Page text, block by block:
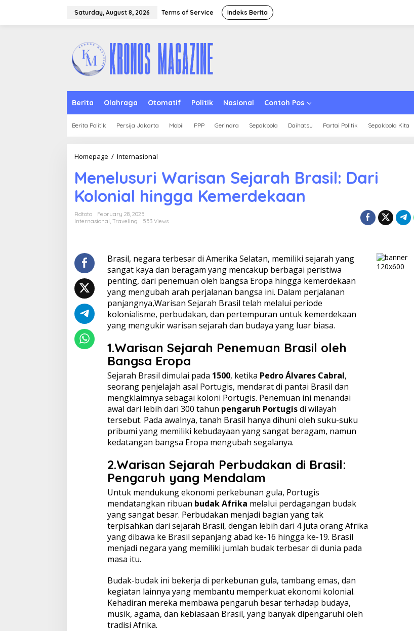
Saturday, August 8, 2026 Terms of Service Indeks Berita
Berita Olahraga Otomatif Politik Nasional Contoh Pos
Berita Politik Persija Jakarta Mobil PPP Gerindra Sepakbola Daihatsu Partai Politik Sepakbola Kita
Homepage / Internasional
Sejarah
Brasil:
Dari
Kolonial
Kemerdekaan
Menelusuri Warisan Sejarah Brasil: Dari
Kolonial hingga Kemerdekaan
Rdtoto
February 28, 2025
Internasional, Traveling 553 Views
Brasil, negara terbesar di Amerika Selatan, memiliki sejarah yang
sangat kaya dan beragam yang mencakup berbagai peristiwa
penting, dari penemuan oleh bangsa Eropa hingga kemerdekaan
yang mengubah arah perjalanan bangsa ini. Dalam perjalanan
panjangnya,Warisan Sejarah Brasil telah melalui periode
kolonialisme, perbudakan, dan pertempuran untuk kemerdekaan
yang mengukir warisan sejarah dan budaya yang luar biasa.
1.Warisan Sejarah Penemuan Brasil oleh
Bangsa Eropa
Sejarah Brasil dimulai pada 1500, ketika Pedro Álvares Cabral,
seorang penjelajah asal Portugis, mendarat di pantai Brasil dan
mengklaimnya sebagai koloni Portugis. Penemuan ini menandai
awal dari lebih dari 300 tahun pengaruh Portugisdi wilayah
tersebut. Pada awalnya, tanah Brasil hanya dihuni oleh suku-suku
pribumi yang memiliki kebudayaan yang sangat beragam, namun
kedatangan bangsa Eropa mengubah segalanya.
2.Warisan Sejarah Perbudakan di Brasil:
Pengaruh yang Mendalam
Untuk mendukung ekonomi perkebunan gula, Portugis
mendatangkan ribuan budak Afrika melalui perdagangan budak
yang sangat besar. Perbudakan menjadi bagian yang tak
terpisahkan dari sejarah Brasil, dengan lebih dari 4 juta orang Afrika
yang dibawa ke Brasil sepanjang abad ke-16 hingga ke-19. Brasil
menjadi negara yang memiliki jumlah budak terbesar di dunia pada
masa itu.
Budak-budak ini bekerja di perkebunan gula, tambang emas, dan
kegiatan lainnya yang membantu memperkuat ekonomi kolonial.
Kehadiran mereka membawa pengaruh besar terhadap budaya,
musik, agama, dan kebiasaan Brasil, yang banyak dipengaruhi oleh
tradisi Afrika.
Ini Dia Hubungan Partai